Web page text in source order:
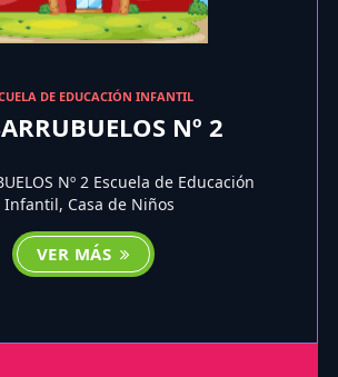
DE EDUCACIÓN INFANTIL
Nº 2
Nº 2 Escuela de Educación
Infantil, Casa de Niños
VER MÁS